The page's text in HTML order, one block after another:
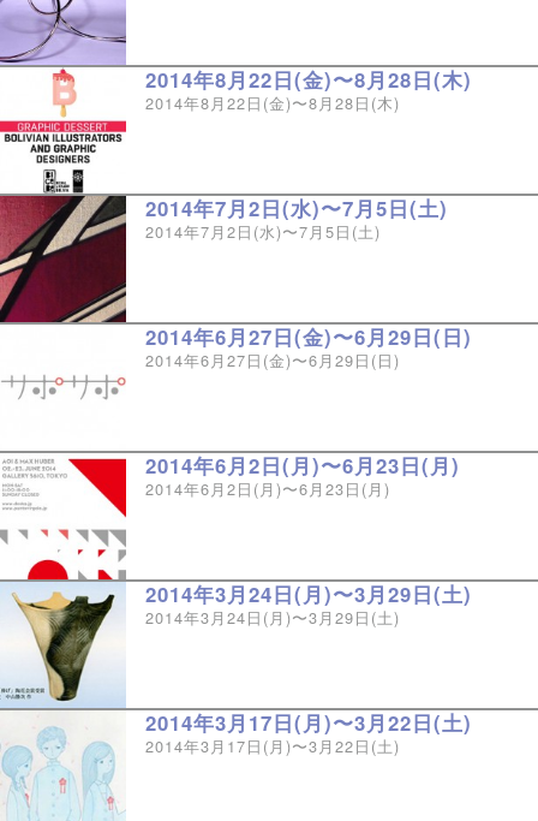
2014年8月22日(金)〜8月28日(木)
2014年8月22日(金)〜8月28日(木)
2014年7月2日(水)〜7月5日(土)
2014年7月2日(水)〜7月5日(土)
2014年6月27日(金)〜6月29日(日)
2014年6月27日(金)〜6月29日(日)
2014年6月2日(月)〜6月23日(月)
2014年6月2日(月)〜6月23日(月)
2014年3月24日(月)〜3月29日(土)
2014年3月24日(月)〜3月29日(土)
2014年3月17日(月)〜3月22日(土)
2014年3月17日(月)〜3月22日(土)